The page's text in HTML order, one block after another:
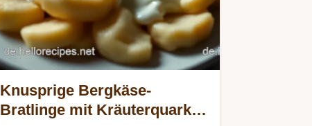
Knusprige Bergkäse-
Bratlinge mit Kräuterquark –